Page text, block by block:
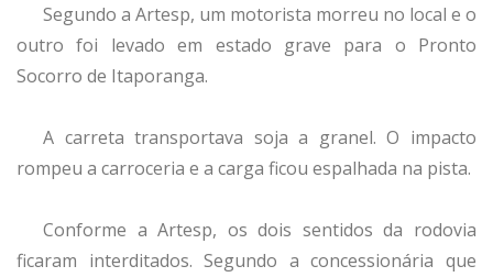
Segundo a Artesp, um motorista morreu no local e o
outro foi levado em estado grave para o Pronto
Socorro de Itaporanga.
A carreta transportava soja a granel. O impacto
rompeu a carroceria e a carga ficou espalhada na pista.
Conforme a Artesp, os dois sentidos da rodovia
ficaram interditados. Segundo a concessionária que